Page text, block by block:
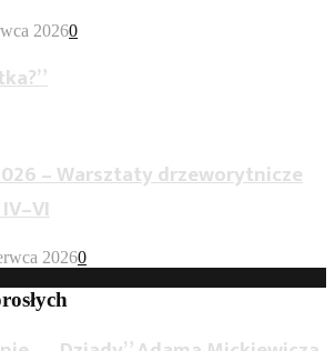
20260
– Warsztaty drzeworytnicze
20260